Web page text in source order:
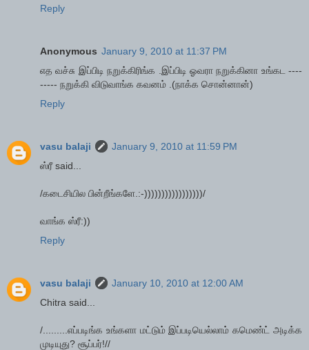
Reply
Anonymous January 9, 2010 at 11:37 PM
எத வச்சு இப்பிடி நறுக்கிரிங்க .இப்பிடி ஓவரா நறுக்கினா உங்கட ----
----- நறுக்கி விடுவாங்க கவனம் .(நாக்க சொன்னான்)
Reply
vasu balaji
January 9, 2010 at 11:59 PM
ஸ்ரீ said...
/கடைசியில பின்றீங்களே.:-)))))))))))))))))/
வாங்க ஸ்ரீ:))
Reply
vasu balaji
January 10, 2010 at 12:00 AM
Chitra said...
/.........எப்படிங்க உங்களா மட்டும் இப்படியெல்லாம் கமெண்ட் அடிக்க
முடியுது? சூப்பர்!//